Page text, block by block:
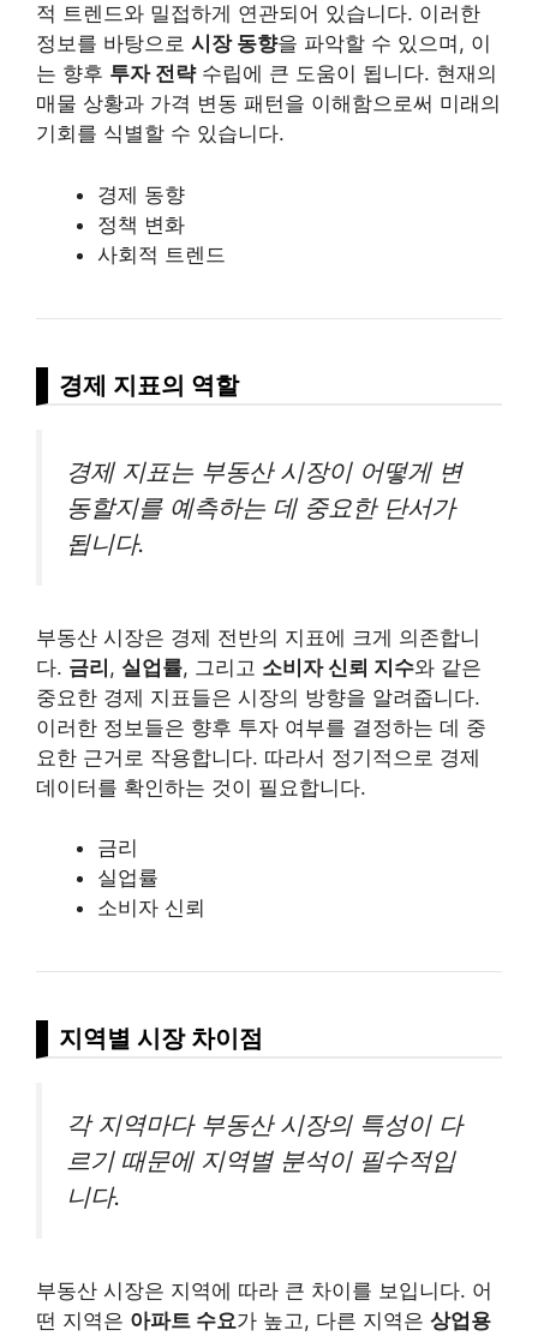
적 트렌드와 밀접하게 연관되어 있습니다. 이러한
정보를 바탕으로 시장 동향을 파악할 수 있으며, 이
는 향후 투자 전략수립에 큰 도움이 됩니다. 현재의
매물 상황과 가격 변동 패턴을 이해함으로써 미래의
기회를 식별할 수 있습니다.
경제 동향
정책 변화
사회적 트렌드
경제 지표의 역할
경제 지표는 부동산 시장이 어떻게 변
동할지를 예측하는 데 중요한 단서가
됩니다.
부동산 시장은 경제 전반의 지표에 크게 의존합니
다. 금리, 실업률, 그리고 소비자 신뢰 지수와 같은
중요한 경제 지표들은 시장의 방향을 알려줍니다.
이러한 정보들은 향후 투자 여부를 결정하는 데 중
요한 근거로 작용합니다. 따라서 정기적으로 경제
데이터를 확인하는 것이 필요합니다.
금리
실업률
소비자 신뢰
지역별 시장 차이점
각 지역마다 부동산 시장의 특성이 다
르기 때문에 지역별 분석이 필수적입
니다.
부동산 시장은 지역에 따라 큰 차이를 보입니다. 어
떤 지역은 아파트 수요가 높고, 다른 지역은 상업용